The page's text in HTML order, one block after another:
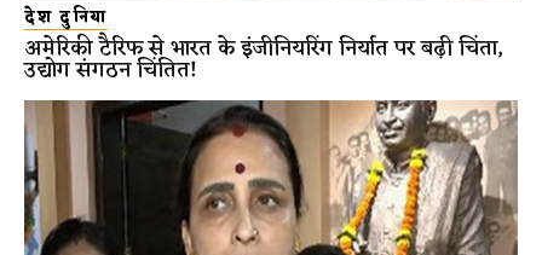
देश दुनिया
अमेरिकी टैरिफ से भारत के इंजीनियरिंग निर्यात पर बढ़ी चिंता,
उद्योग संगठन चिंतित!